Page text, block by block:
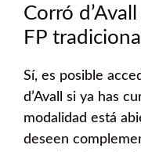
Corró
FP
Sí, es posible
d’Avall si ya has
modalidad está
deseen